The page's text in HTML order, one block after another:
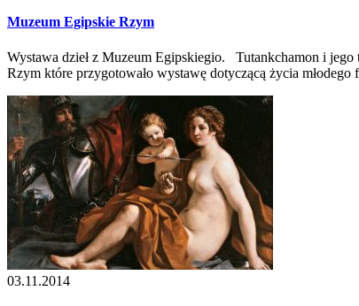
Muzeum Egipskie Rzym
Wystawa dzieł z Muzeum Egipskiegio. Tutankchamon i
Rzym które przygotowało wystawę dotyczącą życia
03.11.2014